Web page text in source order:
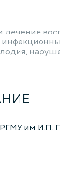
лечение
РГМУ им И.П.